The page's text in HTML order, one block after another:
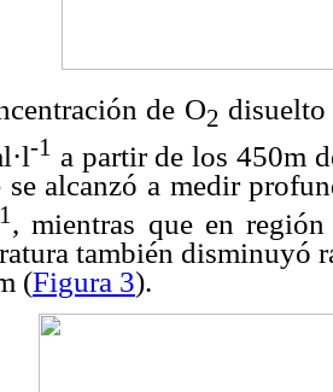
de O2 disuelto
-1 a partir de los 450m
se alcanzó a medir
, mientras que en
también disminuyó
(Figura 3).